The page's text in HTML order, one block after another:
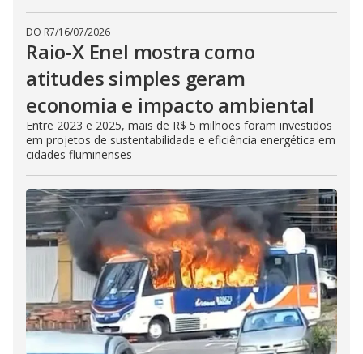
DO R7/16/07/2026
Raio-X Enel mostra como
atitudes simples geram
economia e impacto ambiental
Entre 2023 e 2025, mais de R$ 5 milhões foram investidos
em projetos de sustentabilidade e eficiência energética em
cidades fluminenses